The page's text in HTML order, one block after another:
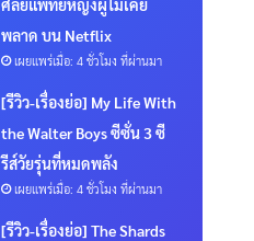
พลาด บน Netflix
เผยแพร่เมื่อ: 4 ชั่วโมง ที่ผ่านมา
[รีวิว-เรื่องย่อ] My Life With
the Walter Boys ซีซั่น 3 ซี
รีส์วัยรุ่นที่หมดพลัง
เผยแพร่เมื่อ: 4 ชั่วโมง ที่ผ่านมา
[รีวิว-เรื่องย่อ] The Shards